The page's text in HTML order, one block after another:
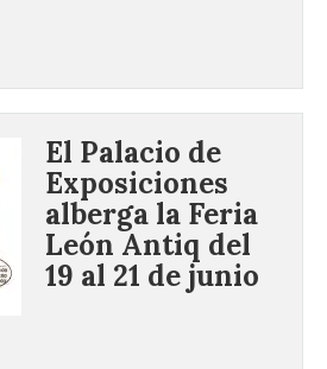
El Palacio de
Exposiciones
alberga la Feria
León Antiq del
19 al 21 de junio